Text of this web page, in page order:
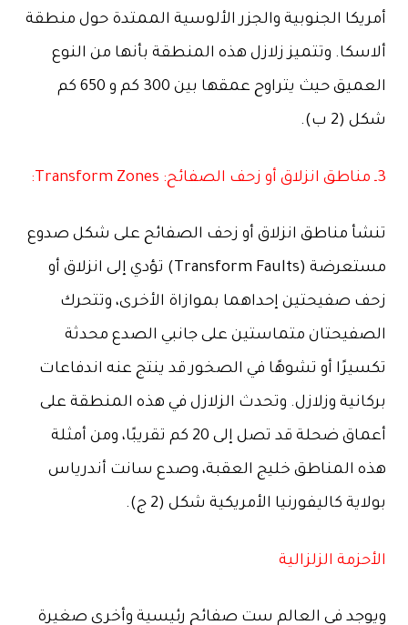
أمريكا الجنوبية والجزر الألوسية الممتدة حول منطقة
ألاسكا. وتتميز زلازل هذه المنطقة بأنها من النوع
العميق حيث يتراوح عمقها بين 300 كم و 650 كم
شكل (2 ب).
3ـ مناطق انزلاق أو زحف الصفائح: Transform Zones:
تنشأ مناطق انزلاق أو زحف الصفائح على شكل صدوع
مستعرضة (Transform Faults) تؤدي إلى انزلاق أو
زحف صفيحتين إحداهما بموازاة الأخرى، وتتحرك
الصفيحتان متماستين على جانبي الصدع محدثة
تكسيرًا أو تشوهًا في الصخور قد ينتج عنه اندفاعات
بركانية وزلازل. وتحدث الزلازل في هذه المنطقة على
أعماق ضحلة قد تصل إلى 20 كم تقريبًا، ومن أمثلة
هذه المناطق خليج العقبة، وصدع سانت أندرياس
بولاية كاليفورنيا الأمريكية شكل (2 ج).
الأحزمة الزلزالية
ويوجد في العالم ست صفائح رئيسية وأخرى صغيرة